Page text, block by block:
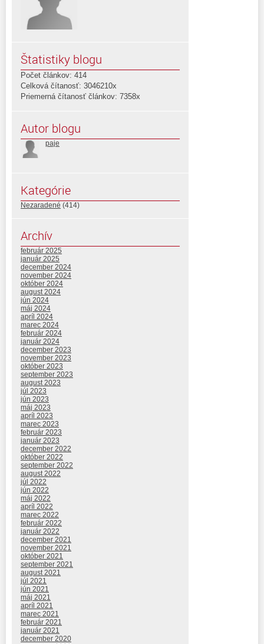
Štatistiky blogu
Počet článkov: 414
Celková čítanosť: 3046210x
Priemerná čítanosť článkov: 7358x
Autor blogu
paje
Kategórie
Nezaradené (414)
Archív
február 2025
január 2025
december 2024
november 2024
október 2024
august 2024
jún 2024
máj 2024
apríl 2024
marec 2024
február 2024
január 2024
december 2023
november 2023
október 2023
september 2023
august 2023
júl 2023
jún 2023
máj 2023
apríl 2023
marec 2023
február 2023
január 2023
december 2022
október 2022
september 2022
august 2022
júl 2022
jún 2022
máj 2022
apríl 2022
marec 2022
február 2022
január 2022
december 2021
november 2021
október 2021
september 2021
august 2021
júl 2021
jún 2021
máj 2021
apríl 2021
marec 2021
február 2021
január 2021
december 2020